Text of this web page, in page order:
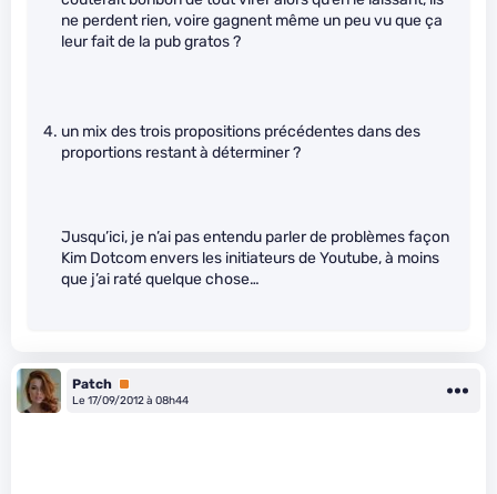
ne perdent rien, voire gagnent même un peu vu que ça
leur fait de la pub gratos ?
un mix des trois propositions précédentes dans des
proportions restant à déterminer ?
Jusqu’ici, je n’ai pas entendu parler de problèmes façon
Kim Dotcom envers les initiateurs de Youtube, à moins
que j’ai raté quelque chose…
Patch Premium
Le 17/09/2012 à 08h44